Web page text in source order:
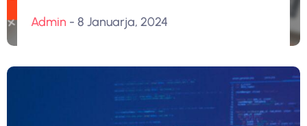
Admin - 8 Januarja, 2024